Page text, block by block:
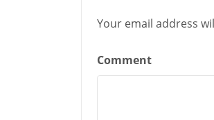
Your email address
Comment